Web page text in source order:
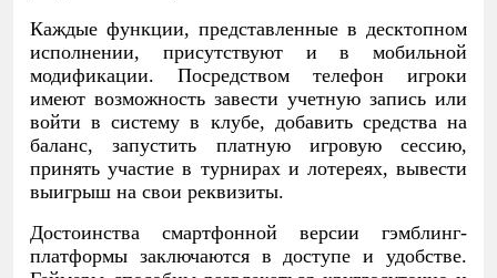
Каждые функции, представленные в десктопном
исполнении, присутствуют и в мобильной
модификации. Посредством телефон игроки
имеют возможность завести учетную запись или
войти в систему в клубе, добавить средства на
баланс, запустить платную игровую сессию,
принять участие в турнирах и лотереях, вывести
выигрыш на свои реквизиты.
Достоинства смартфонной версии гэмблинг-
платформы заключаются в доступе и удобстве.